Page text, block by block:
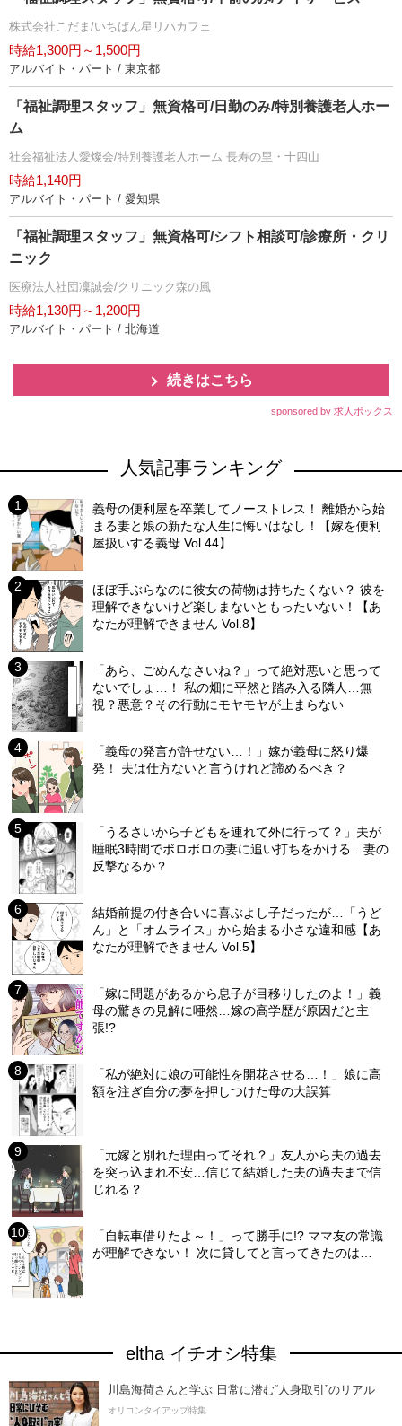
株式会社こだま/いちばん星リハカフェ
時給1,300円～1,500円
アルバイト・パート / 東京都
「福祉調理スタッフ」無資格可/日勤のみ/特別養護老人ホー
ム
社会福祉法人愛燦会/特別養護老人ホーム 長寿の里・十四山
時給1,140円
アルバイト・パート / 愛知県
「福祉調理スタッフ」無資格可/シフト相談可/診療所・クリ
ニック
医療法人社団凜誠会/クリニック森の風
時給1,130円～1,200円
アルバイト・パート / 北海道
続きはこちら
sponsored by 求人ボックス
人気記事ランキング
義母の便利屋を卒業してノーストレス！ 離婚から始
まる妻と娘の新たな人生に悔いはなし！【嫁を便利
屋扱いする義母 Vol.44】
ほぼ手ぶらなのに彼女の荷物は持ちたくない？ 彼を
理解できないけど楽しまないともったいない！【あ
なたが理解できません Vol.8】
「あら、ごめんなさいね？」って絶対悪いと思って
ないでしょ…！ 私の畑に平然と踏み入る隣人…無
視？悪意？その行動にモヤモヤが止まらない
「義母の発言が許せない…！」嫁が義母に怒り爆
発！ 夫は仕方ないと言うけれど諦めるべき？
「うるさいから子どもを連れて外に行って？」夫が
睡眠3時間でボロボロの妻に追い打ちをかける…妻の
反撃なるか？
結婚前提の付き合いに喜ぶよし子だったが…「うど
ん」と「オムライス」から始まる小さな違和感【あ
なたが理解できません Vol.5】
「嫁に問題があるから息子が目移りしたのよ！」義
母の驚きの見解に唖然…嫁の高学歴が原因だと主
張!?
「私が絶対に娘の可能性を開花させる…！」娘に高
額を注ぎ自分の夢を押しつけた母の大誤算
「元嫁と別れた理由ってそれ？」友人から夫の過去
を突っ込まれ不安…信じて結婚した夫の過去まで信
じれる？
「自転車借りたよ～！」って勝手に!? ママ友の常識
が理解できない！ 次に貸してと言ってきたのは…
eltha イチオシ特集
川島海荷さんと学ぶ 日常に潜む“人身取引”のリアル
オリコンタイアップ特集